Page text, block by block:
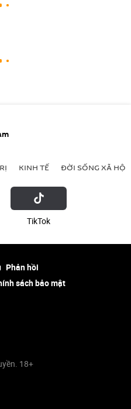
KINH TẾ ĐỜI SỐNG XÃ HỘI
ТikТоk
Phản hồi
sách bảo mật
18+